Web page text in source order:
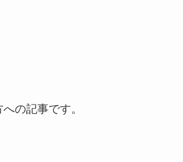
の記事です。